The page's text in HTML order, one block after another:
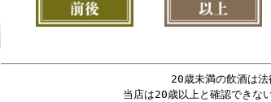
20歳未満の飲酒は法
当店は20歳以上と確認できな